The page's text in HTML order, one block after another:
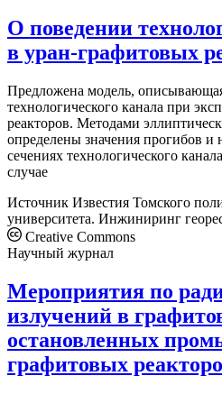
О поведении
в уран-графитовых
Предложена модель,
технологического канала при
реакторов. Методами
определены значения прогибов
сечениях технологического
случае
Источник Известия Томского
университета. Инжиниринг
Creative Commons
Научный журнал
Мероприятия по
излучений в
остановленных
графитовых